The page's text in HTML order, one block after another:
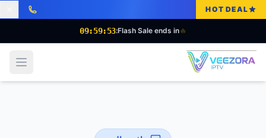
HOT DEAL
🔥
Flash Sale ends in:
09:59:52